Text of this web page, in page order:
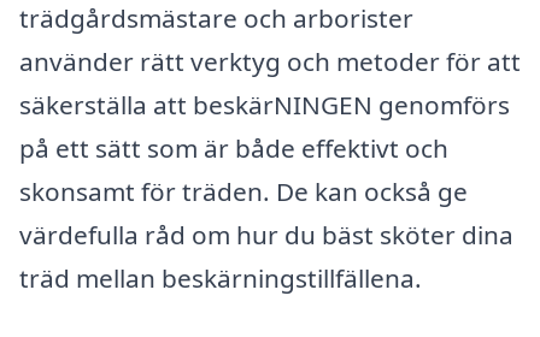
trädgårdsmästare och arborister
använder rätt verktyg och metoder för att
säkerställa att beskärNINGEN genomförs
på ett sätt som är både effektivt och
skonsamt för träden. De kan också ge
värdefulla råd om hur du bäst sköter dina
träd mellan beskärningstillfällena.